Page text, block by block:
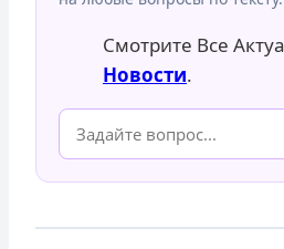
Смотрите Все
Новости.